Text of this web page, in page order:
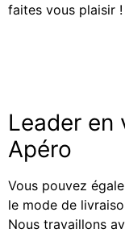
faites vous plaisir
Leader en
Apéro
Vous pouvez
le mode de
Nous travaillons